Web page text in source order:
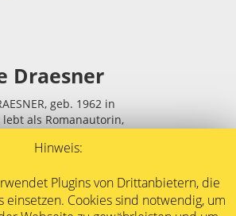
Draesner
geb. 1962 in
lebt als Romanautorin,
1995. Es folgten
Gedichtbände und
Hinweis:
Plugins von Drittanbietern, die
einsetzen. Cookies sind notwendig, um